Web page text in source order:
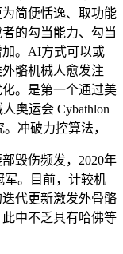
简便恬逸、取功能
的勾当能力、勾当
。AI方式可以或
骼机械人愈发注
。是第一个通过美
奥运会 Cybathlon
冲破力控算法，
毁伤频发，2020年
军。目前，计较机
代更新激发外骨骼
中不乏具有哈佛等